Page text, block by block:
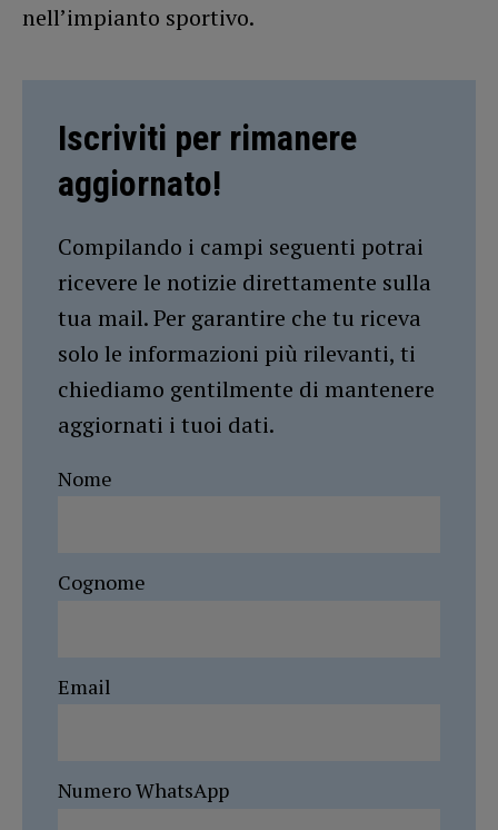
nell’impianto sportivo.
Iscriviti per rimanere
aggiornato!
Compilando i campi seguenti potrai
ricevere le notizie direttamente sulla
tua mail. Per garantire che tu riceva
solo le informazioni più rilevanti, ti
chiediamo gentilmente di mantenere
aggiornati i tuoi dati.
Nome
Cognome
Email
Numero WhatsApp